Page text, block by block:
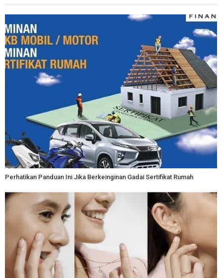
Perhatikan Panduan Ini Jika Berkeinginan Gadai Sertifikat Rumah